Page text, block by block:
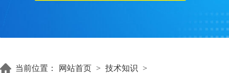
当前位置： 网站首页 > 技术知识 >